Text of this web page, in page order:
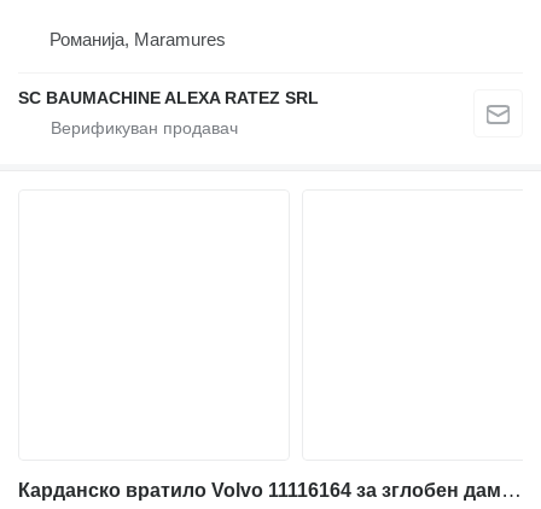
Романија, Maramures
SC BAUMACHINE ALEXA RATEZ SRL
Карданско вратило Volvo 11116164 за зглобен дампер Volvo A25C: A30C: A35D: A40D: A25C: A20C